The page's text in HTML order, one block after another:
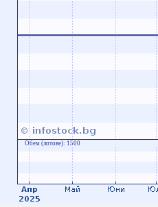
Обем (лотове): 1500